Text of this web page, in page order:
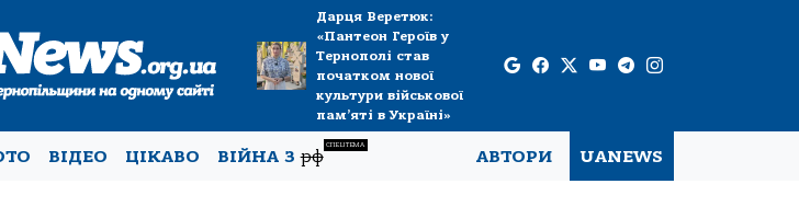
Дарця Веретюк:
«Пантеон Героїв у
Тернополі став
початком нової
культури військової
пам’яті в Україні»
ВІДЕО ЦІКАВО ВІЙНА Зрф
СПЕЦТЕМА
АВТОРИ UANEWS